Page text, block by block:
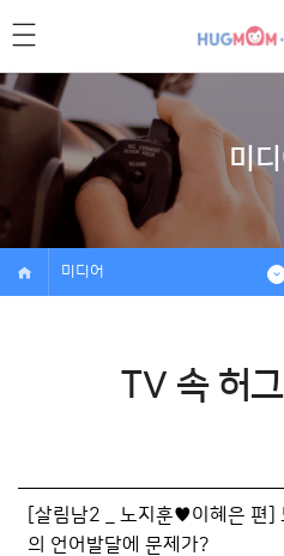
미
미디어
TV 속 허
[살림남2 _ 노지훈♥이혜은 편]
의 언어발달에 문제가?